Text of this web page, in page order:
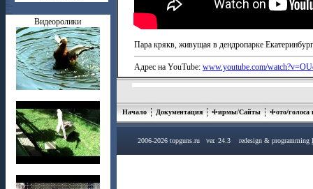
Видеоролики
Пара крякв, живущая в дендропарке
Адрес на YouTube: www.youtube.com/
Начало Документация Фирмы/Сайты Фото/голоса
2006-2026 topguns.ru ver. 24.3 redesign & programming